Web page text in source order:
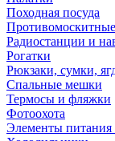
Походная посуда
Противомоскитные
Радиостанции и
Рогатки
Рюкзаки, сумки,
Спальные мешки
Термосы и фляжки
Фотоохота
Элементы питания